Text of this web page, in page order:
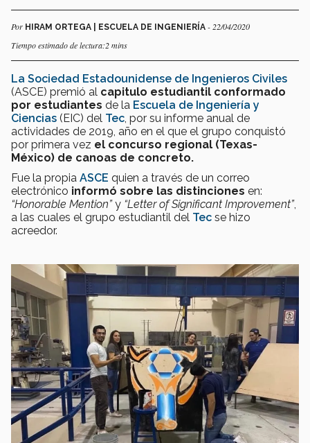
Por HIRAM ORTEGA | ESCUELA DE INGENIERÍA - 22/04/2020
Tiempo estimado de lectura:2 mins
La Sociedad Estadounidense de Ingenieros Civiles
(ASCE) premió al capitulo estudiantil conformado
por estudiantes de la Escuela de Ingeniería y
Ciencias (EIC) del Tec , por su informe anual de
actividades de 2019, año en el que el grupo conquistó
por primera vez el concurso regional (Texas-
México) de canoas de concreto.
Fue la propia ASCE quien a través de un correo
electrónico informó sobre las distinciones en:
“Honorable Mention”y “Letter of Significant Improvement”,
a las cuales el grupo estudiantil del Tec se hizo
acreedor.